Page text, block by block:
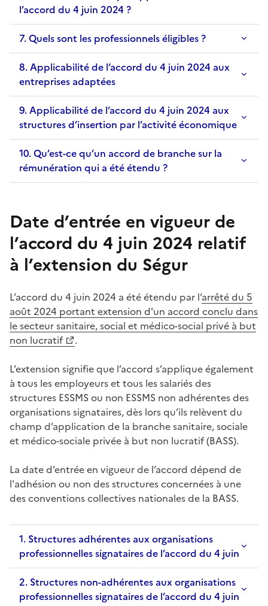
l’accord du 4 juin 2024 ?
7. Quels sont les professionnels éligibles ?
8. Applicabilité de l’accord du 4 juin 2024 aux
entreprises adaptées
9. Applicabilité de l’accord du 4 juin 2024 aux
structures d’insertion par l’activité économique
10. Qu’est-ce qu’un accord de branche sur la
rémunération qui a été étendu ?
Date d’entrée en vigueur de
l’accord du 4 juin 2024 relatif
à l’extension du Ségur
L’accord du 4 juin 2024 a été étendu par l’arrêté du 5
août 2024 portant extension d'un accord conclu dans
le secteur sanitaire, social et médico-social privé à but
non lucratif
.
L’extension signifie que l’accord s’applique également
à tous les employeurs et tous les salariés des
structures ESSMS ou non ESSMS non adhérentes des
organisations signataires, dès lors qu’ils relèvent du
champ d’application de la branche sanitaire, sociale
et médico-sociale privée à but non lucratif (BASS).
La date d’entrée en vigueur de l’accord dépend de
l'adhésion ou non des structures concernées à une
des conventions collectives nationales de la BASS.
1. Structures adhérentes aux organisations
professionnelles signataires de l’accord du 4 juin
2. Structures non-adhérentes aux organisations
professionnelles signataires de l’accord du 4 juin